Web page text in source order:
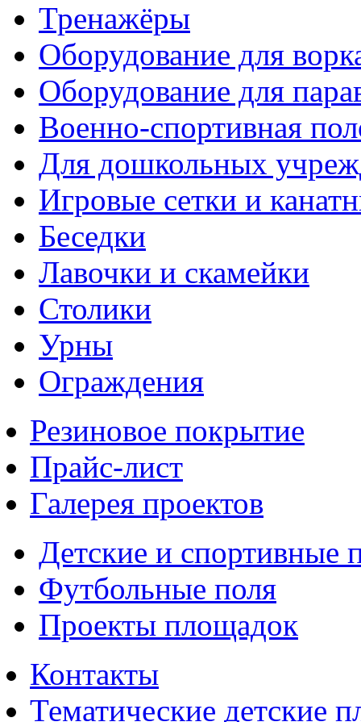
Тренажёры
Оборудование для
Оборудование для
Военно-спортивная
Для дошкольных
Игровые сетки и
Беседки
Лавочки и скамейки
Столики
Урны
Ограждения
Резиновое покрытие
Прайс-лист
Галерея проектов
Детские и спортивные
Футбольные поля
Проекты площадок
Контакты
Тематические детские